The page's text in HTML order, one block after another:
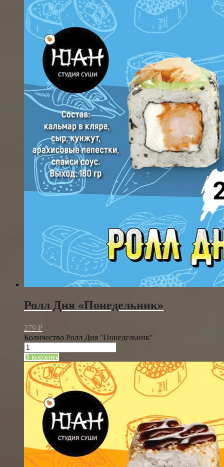
Ролл Дня «Понедельник»
279 ₽
Количество Ролл Дня "Понедельник"
В корзину